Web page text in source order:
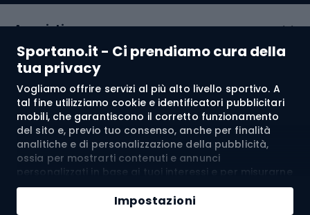
Sportano.it - Ci prendiamo cura della
tua privacy
Vogliamo offrire servizi al più alto livello sportivo. A
tal fine utilizziamo cookie e identificatori pubblicitari
mobili, che garantiscono il corretto funzionamento
del sito e, previo tuo consenso, anche per finalità
analitiche e di personalizzazione della pubblicità,
ossia per mostrarti contenuti e annunci
personalizzati in base ai tuoi interessi e per misurarne
l’efficacia. I cookie e gli identificatori pubblicitari
mobili possono essere utilizzati sia per attività
Impostazioni
Aggiungi al carrello
Acquisti
Servizio clienti
Regolamento
Chi siamo